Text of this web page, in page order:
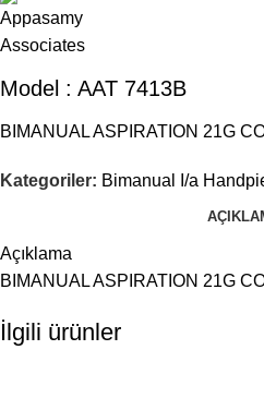
Model : AAT 7413B
BIMANUAL ASPIRATION 21G
Kategoriler: Bimanual I/a
Açıklama
BIMANUAL ASPIRATION 21G
İlgili ürünler